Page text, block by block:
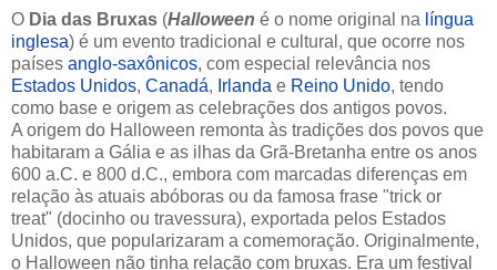
O Dia das Bruxas (Halloween é o nome original na língua
inglesa) é um evento tradicional e cultural, que ocorre nos
países anglo-saxônicos, com especial relevância nos
Estados Unidos, Canadá, Irlanda e Reino Unido, tendo
como base e origem as celebrações dos antigos povos.
A origem do Halloween remonta às tradições dos povos que
habitaram a Gália e as ilhas da Grã-Bretanha entre os anos
600 a.C. e 800 d.C., embora com marcadas diferenças em
relação às atuais abóboras ou da famosa frase "trick or
treat" (docinho ou travessura), exportada pelos Estados
Unidos, que popularizaram a comemoração. Originalmente,
o Halloween não tinha relação com bruxas. Era um festival